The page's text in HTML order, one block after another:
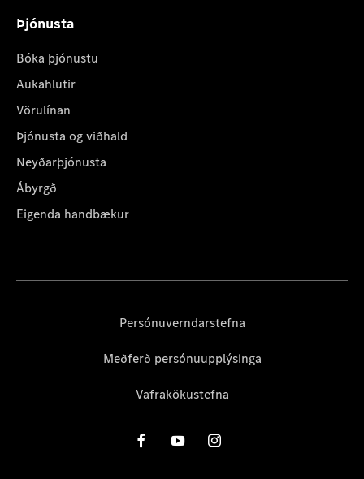
Þjónusta
Bóka þjónustu
Aukahlutir
Vörulínan
Þjónusta og viðhald
Neyðarþjónusta
Ábyrgð
Eigenda handbækur
Persónuverndarstefna
Meðferð persónuupplýsinga
Vafrakökustefna